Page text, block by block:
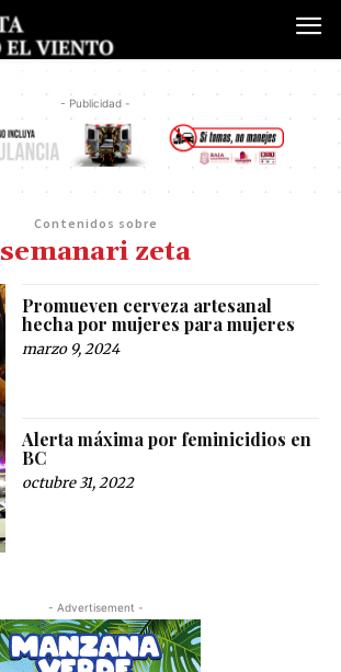
- Publicidad -
Contenidos sobre
semanari zeta
Promueven cerveza artesanal
hecha por mujeres para mujeres
marzo 9, 2024
Alerta máxima por feminicidios en
BC
octubre 31, 2022
- Advertisement -